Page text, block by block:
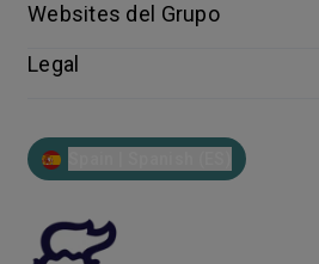
Websites del Grupo
Legal